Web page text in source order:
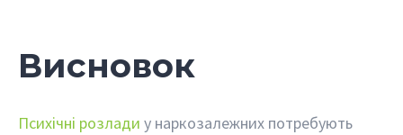
Висновок
Психічні розлади у наркозалежних потребують